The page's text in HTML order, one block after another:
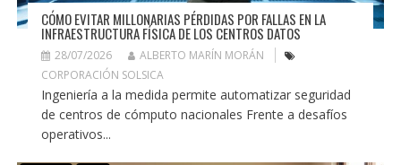
CÓMO EVITAR MILLONARIAS PÉRDIDAS POR FALLAS EN LA
INFRAESTRUCTURA FÍSICA DE LOS CENTROS DATOS
28/07/2026
ALBERTO MARÍN MORÁN
CORPORACIÓN SOLSICA
Ingeniería a la medida permite automatizar seguridad
de centros de cómputo nacionales Frente a desafíos
operativos...